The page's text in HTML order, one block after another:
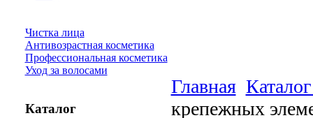
Чистка лица
Антивозрастная косметика
Профессиональная косметика
Уход за волосами
Каталог
Главная
крепежных